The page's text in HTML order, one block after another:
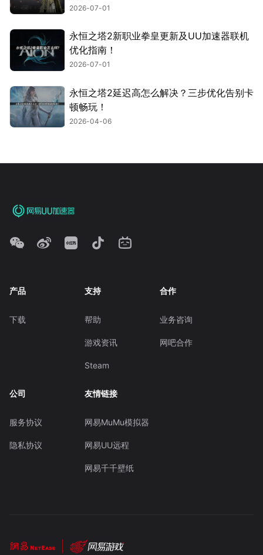
2026-07-01
永恒之塔2新职业拳皇更新及UU加速器联机
优化指南！
2026-07-01
永恒之塔2延迟高怎么解决？三步优化告别卡
顿畅玩！
2026-04-06
产品
下载
支持
帮助
游戏资讯
Steam
合作
业务咨询
网吧合作
公司
服务协议
隐私协议
友情链接
网易MuMu模拟器
网易UU远程
网易千千壁纸